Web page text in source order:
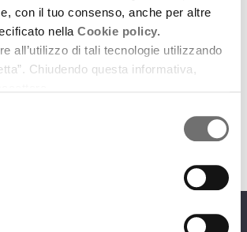
con il tuo consenso, anche per altre
nella Cookie policy.
all’utilizzo di tali tecnologie utilizzando
Chiudendo questa informativa,
legalità e per la tutela dei musicisti
Soul alle campagne Musica a